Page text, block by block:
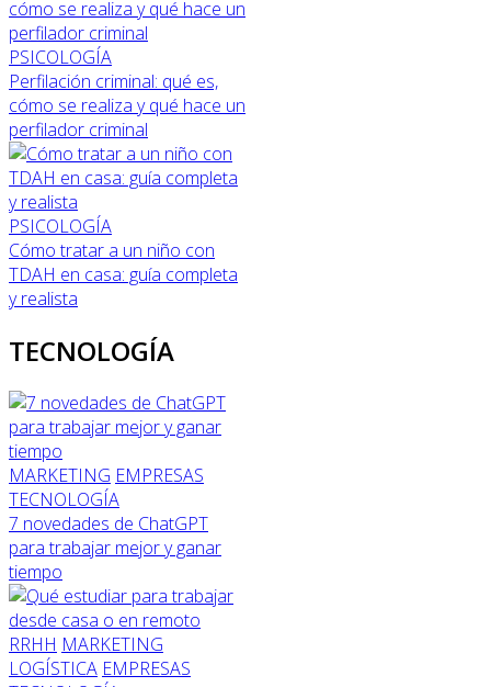
PSICOLOGÍA
Perfilación criminal: qué es,
cómo se realiza y qué hace un
perfilador criminal
PSICOLOGÍA
Cómo tratar a un niño con
TDAH en casa: guía completa
y realista
TECNOLOGÍA
MARKETING EMPRESAS
TECNOLOGÍA
7 novedades de ChatGPT
para trabajar mejor y ganar
tiempo
RRHH MARKETING
LOGÍSTICA EMPRESAS